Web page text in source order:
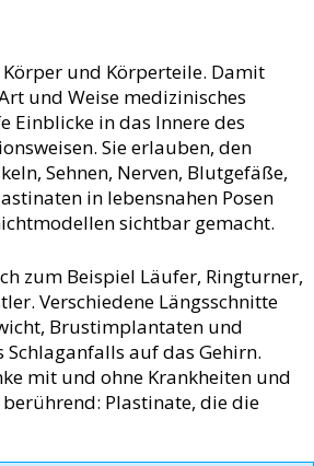
und Körperteile. Damit
und Weise medizinisches
Einblicke in das Innere des
Sie erlauben, den
Sehnen, Nerven, Blutgefäße,
in lebensnahen Posen
sichtbar gemacht.
zum Beispiel Läufer, Ringturner,
Verschiedene Längsschnitte
Brustimplantaten und
auf das Gehirn.
mit und ohne Krankheiten und
Plastinate, die die